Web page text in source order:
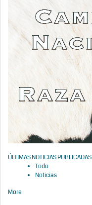
ÚLTIMAS NOTICIAS PUBLICADAS
Todo
Noticias
More